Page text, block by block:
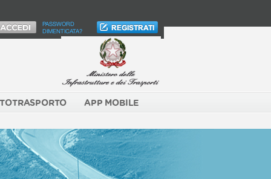
PASSWORD
DIMENTICATA?
APP MOBILE